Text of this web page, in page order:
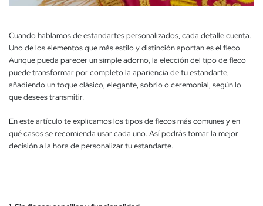
Cuando hablamos de estandartes personalizados, cada detalle cuenta.
Uno de los elementos que más estilo y distinción aportan es el fleco.
Aunque pueda parecer un simple adorno, la elección del tipo de fleco
puede transformar por completo la apariencia de tu estandarte,
añadiendo un toque clásico, elegante, sobrio o ceremonial, según lo
que desees transmitir.
En este artículo te explicamos los tipos de flecos más comunes y en
qué casos se recomienda usar cada uno. Así podrás tomar la mejor
decisión a la hora de personalizar tu estandarte.